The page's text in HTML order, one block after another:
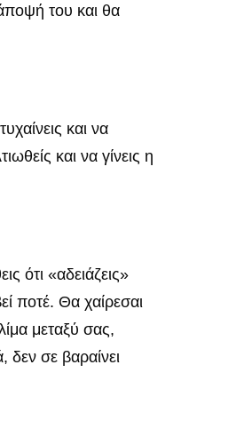
του και θα
και να
και να γίνεις η
ότι «αδειάζεις»
ποτέ. Θα χαίρεσαι
μεταξύ σας,
δεν σε βαραίνει